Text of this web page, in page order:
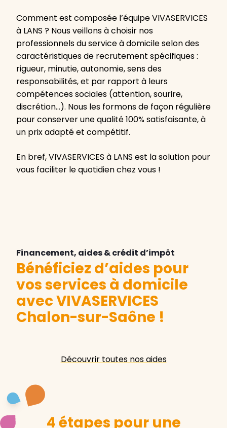
Comment est composée l’équipe VIVASERVICES
à LANS ? Nous veillons à choisir nos
professionnels du service à domicile selon des
caractéristiques de recrutement spécifiques :
rigueur, minutie, autonomie, sens des
responsabilités, et par rapport à leurs
compétences sociales (attention, sourire,
discrétion…). Nous les formons de façon régulière
pour conserver une qualité 100% satisfaisante, à
un prix adapté et compétitif.
En bref, VIVASERVICES à LANS est la solution pour
vous faciliter le quotidien chez vous !
Financement, aides & crédit d’impôt
Bénéficiez d’aides pour
vos services à domicile
avec VIVASERVICES
Chalon-sur-Saône !
Découvrir toutes nos aides
4 étapes pour une